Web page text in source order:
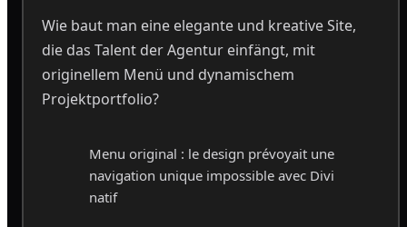
Wie baut man eine elegante und kreative Site,
die das Talent der Agentur einfängt, mit
originellem Menü und dynamischem
Projektportfolio?
Menu original : le design prévoyait une
navigation unique impossible avec Divi
natif